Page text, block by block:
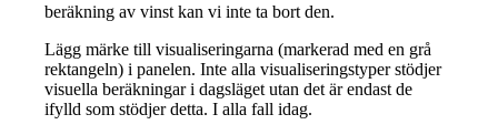
beräkning av vinst kan vi inte ta bort den.
Lägg märke till visualiseringarna (markerad med en grå
rektangeln) i panelen. Inte alla visualiseringstyper stödjer
visuella beräkningar i dagsläget utan det är endast de
ifylld som stödjer detta. I alla fall idag.